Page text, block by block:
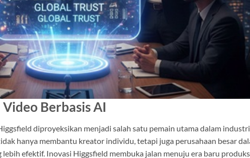
Berbasis AI
diproyeksikan menjadi salah satu pemain utama dalam
hanya membantu kreator individu, tetapi juga perusahaan besar
efektif. Inovasi Higgsfield membuka jalan menuju era baru